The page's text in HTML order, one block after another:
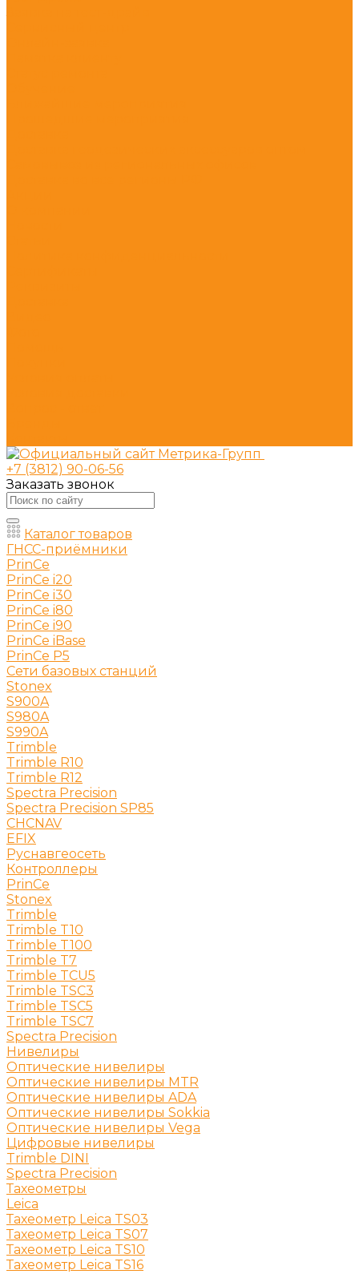
+7 (3812) 90-06-56
Заказать звонок
Каталог товаров
ГНСС-приёмники
PrinCe
PrinCe i20
PrinCe i30
PrinCe i80
PrinCe i90
PrinCe iBase
PrinCe P5
Сети базовых станций
Stonex
S900A
S980A
S990A
Trimble
Trimble R10
Trimble R12
Spectra Precision
Spectra Precision SP85
CHCNAV
EFIX
Руснавгеосеть
Контроллеры
PrinCe
Stonex
Trimble
Trimble T10
Trimble T100
Trimble T7
Trimble TCU5
Trimble TSC3
Trimble TSC5
Trimble TSC7
Spectra Precision
Нивелиры
Оптические нивелиры
Оптические нивелиры MTR
Оптические нивелиры ADA
Оптические нивелиры Sokkia
Оптические нивелиры Vega
Цифровые нивелиры
Trimble DINI
Spectra Precision
Тахеометры
Leica
Тахеометр Leica TS03
Тахеометр Leica TS07
Тахеометр Leica TS10
Тахеометр Leica TS16